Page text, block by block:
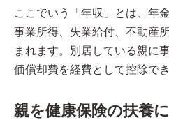
ここでいう「年収」とは、年
事業所得、失業給付、不動産
まれます。別居している親に
価償却費を経費として控除でき
親を健康保険の扶養